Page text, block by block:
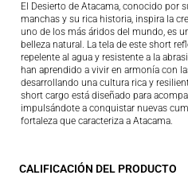
El Desierto de Atacama, conocido por
manchas y su rica historia, inspira la
uno de los más áridos del mundo, es
belleza natural. La tela de este short
repelente al agua y resistente a la
han aprendido a vivir en armonía con
desarrollando una cultura rica y
short cargo está diseñado para
impulsándote a conquistar nuevas
fortaleza que caracteriza a Atacama.
CALIFICACIÓN DEL PRODUCTO